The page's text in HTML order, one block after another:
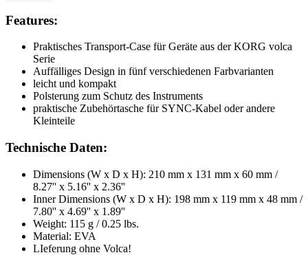
Features:
Praktisches Transport-Case für Geräte aus der KORG volca
Serie
Auffälliges Design in fünf verschiedenen Farbvarianten
leicht und kompakt
Polsterung zum Schutz des Instruments
praktische Zubehörtasche für SYNC-Kabel oder andere
Kleinteile
Technische Daten:
Dimensions (W x D x H): 210 mm x 131 mm x 60 mm /
8.27'' x 5.16'' x 2.36''
Inner Dimensions (W x D x H): 198 mm x 119 mm x 48 mm /
7.80'' x 4.69'' x 1.89''
Weight: 115 g / 0.25 lbs.
Material: EVA
LIeferung ohne Volca!